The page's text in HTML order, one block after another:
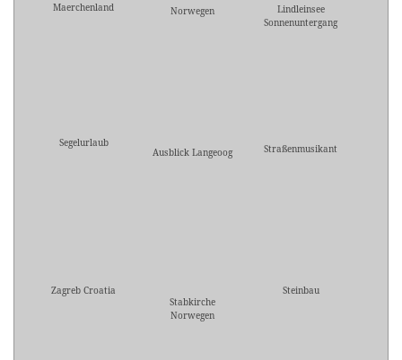
Maerchenland Norwegen
Lindleinsee
Sonnenuntergang
Segelurlaub
Ausblick Langeoog Straßenmusikant
Zagreb Croatia
Stabkirche
Norwegen
Steinbau